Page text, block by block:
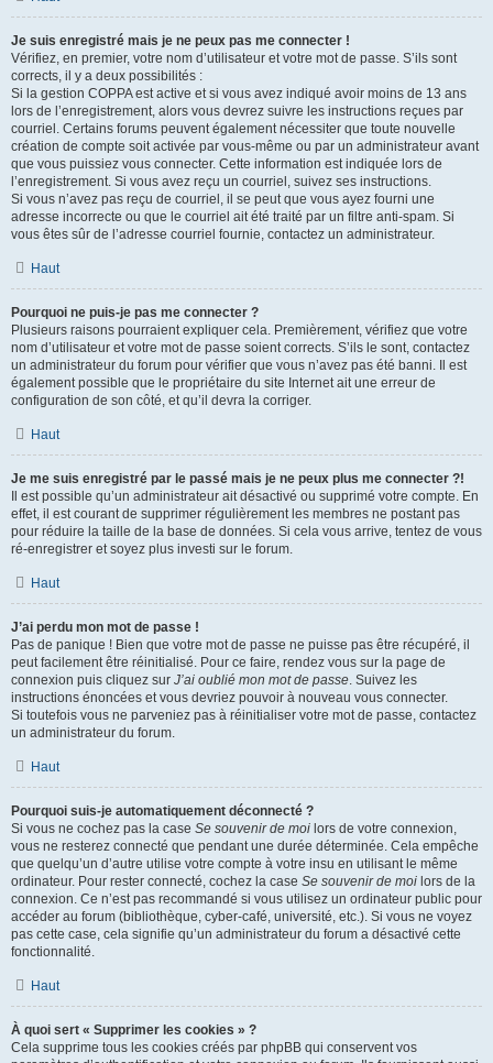
Je suis enregistré mais je ne peux pas me connecter !
Vérifiez, en premier, votre nom d’utilisateur et votre mot de passe. S’ils sont
corrects, il y a deux possibilités :
Si la gestion COPPA est active et si vous avez indiqué avoir moins de 13 ans
lors de l’enregistrement, alors vous devrez suivre les instructions reçues par
courriel. Certains forums peuvent également nécessiter que toute nouvelle
création de compte soit activée par vous-même ou par un administrateur avant
que vous puissiez vous connecter. Cette information est indiquée lors de
l’enregistrement. Si vous avez reçu un courriel, suivez ses instructions.
Si vous n’avez pas reçu de courriel, il se peut que vous ayez fourni une
adresse incorrecte ou que le courriel ait été traité par un filtre anti-spam. Si
vous êtes sûr de l’adresse courriel fournie, contactez un administrateur.
Haut
Pourquoi ne puis-je pas me connecter ?
Plusieurs raisons pourraient expliquer cela. Premièrement, vérifiez que votre
nom d’utilisateur et votre mot de passe soient corrects. S’ils le sont, contactez
un administrateur du forum pour vérifier que vous n’avez pas été banni. Il est
également possible que le propriétaire du site Internet ait une erreur de
configuration de son côté, et qu’il devra la corriger.
Haut
Je me suis enregistré par le passé mais je ne peux plus me connecter ?!
Il est possible qu’un administrateur ait désactivé ou supprimé votre compte. En
effet, il est courant de supprimer régulièrement les membres ne postant pas
pour réduire la taille de la base de données. Si cela vous arrive, tentez de vous
ré-enregistrer et soyez plus investi sur le forum.
Haut
J’ai perdu mon mot de passe !
Pas de panique ! Bien que votre mot de passe ne puisse pas être récupéré, il
peut facilement être réinitialisé. Pour ce faire, rendez vous sur la page de
connexion puis cliquez sur J’ai oublié mon mot de passe. Suivez les
instructions énoncées et vous devriez pouvoir à nouveau vous connecter.
Si toutefois vous ne parveniez pas à réinitialiser votre mot de passe, contactez
un administrateur du forum.
Haut
Pourquoi suis-je automatiquement déconnecté ?
Si vous ne cochez pas la case Se souvenir de moi lors de votre connexion,
vous ne resterez connecté que pendant une durée déterminée. Cela empêche
que quelqu’un d’autre utilise votre compte à votre insu en utilisant le même
ordinateur. Pour rester connecté, cochez la case Se souvenir de moi lors de la
connexion. Ce n’est pas recommandé si vous utilisez un ordinateur public pour
accéder au forum (bibliothèque, cyber-café, université, etc.). Si vous ne voyez
pas cette case, cela signifie qu’un administrateur du forum a désactivé cette
fonctionnalité.
Haut
À quoi sert « Supprimer les cookies » ?
Cela supprime tous les cookies créés par phpBB qui conservent vos